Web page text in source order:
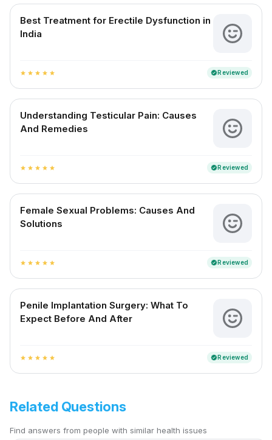
Best Treatment for Erectile Dysfunction in
India
star star star star star verifiedReviewed
Understanding Testicular Pain: Causes
And Remedies
star star star star star verifiedReviewed
Female Sexual Problems: Causes And
Solutions
star star star star star verifiedReviewed
Penile Implantation Surgery: What To
Expect Before And After
star star star star star verifiedReviewed
Related Questions
Find answers from people with similar health issues